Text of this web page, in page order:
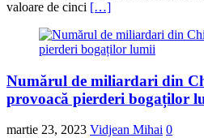
valoare de cinci […]
Numărul de miliardari din
provoacă pierderi bogaților
martie 23, 2023 Vidjean Mihai 0